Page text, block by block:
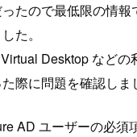
たので最低限の情
た。
Desktop などの
際に問題を確認しま
AD ユーザーの必須